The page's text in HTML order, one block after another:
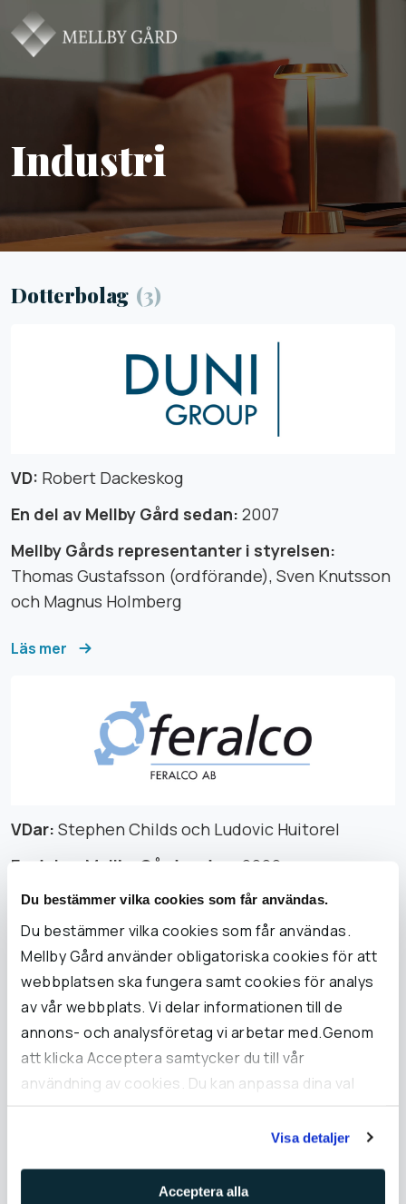
Du bestämmer vilka cookies som får användas.
Du bestämmer vilka cookies som får användas.
Mellby Gård använder obligatoriska cookies för att
webbplatsen ska fungera samt cookies för analys
av vår webbplats. Vi delar informationen till de
annons- och analysföretag vi arbetar med.Genom
att klicka Acceptera samtycker du till vår
användning av cookies. Du kan anpassa dina val
Visa detaljer
Acceptera alla
Industri
Dotterbolag (3)
VD: Robert Dackeskog
En del av Mellby Gård sedan: 2007
Mellby Gårds representanter i styrelsen:
Thomas Gustafsson (ordförande), Sven Knutsson
och Magnus Holmberg
Läs mer
VDar: Stephen Childs och Ludovic Huitorel
En del av Mellby Gård sedan:
2000
Mellby Gårds representanter i styrelsen:
Helmerson (ordförande), Johan Andersson
Läs mer
En del av Mellby Gård sedan: 2007